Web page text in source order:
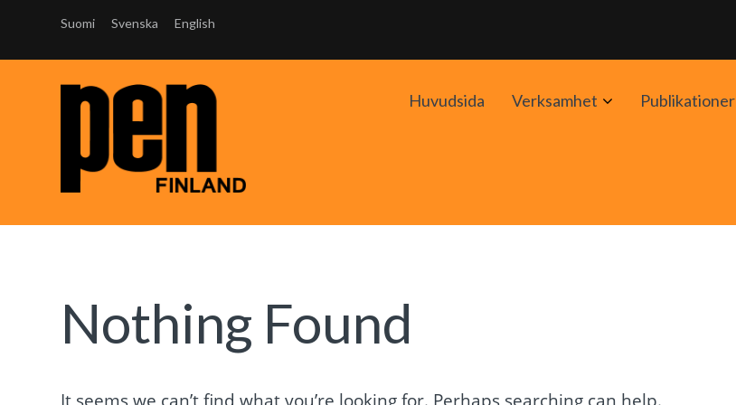
Suomi Svenska English
Huvudsida Verksamhet AvaaPublikationer
Nothing Found